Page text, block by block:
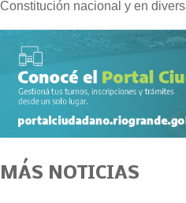
Constitución nacional y en
MÁS NOTICIAS